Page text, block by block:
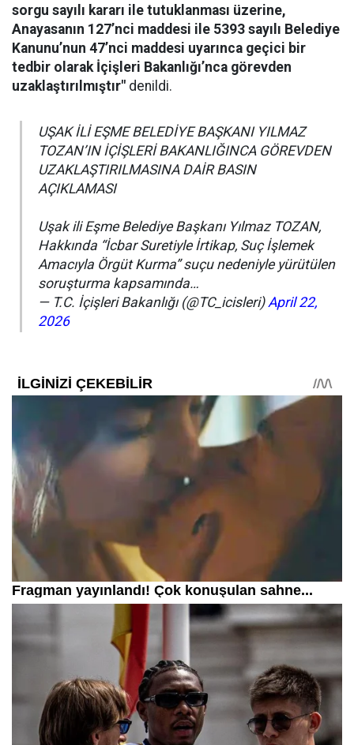
sorgu sayılı kararı ile tutuklanması üzerine,
Anayasanın 127’nci maddesi ile 5393 sayılı Belediye
Kanunu’nun 47’nci maddesi uyarınca geçici bir
tedbir olarak İçişleri Bakanlığı’nca görevden
uzaklaştırılmıştır" denildi.
UŞAK İLİ EŞME BELEDİYE BAŞKANI YILMAZ
TOZAN’IN İÇİŞLERİ BAKANLIĞINCA GÖREVDEN
UZAKLAŞTIRILMASINA DAİR BASIN
AÇIKLAMASI
Uşak ili Eşme Belediye Başkanı Yılmaz TOZAN,
Hakkında “İcbar Suretiyle İrtikap, Suç İşlemek
Amacıyla Örgüt Kurma” suçu nedeniyle yürütülen
soruşturma kapsamında…
— T.C. İçişleri Bakanlığı (@TC_icisleri)April 22,
2026